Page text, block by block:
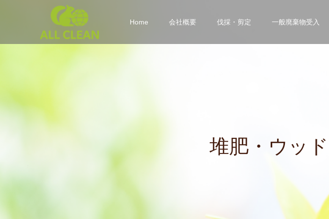
Home 会社概要 伐採・剪定 一般廃棄物受入
・ウ ッ ド チ ッ